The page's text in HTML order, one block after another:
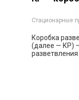
Стационарные
Коробка
(далее — КР)
разветвления